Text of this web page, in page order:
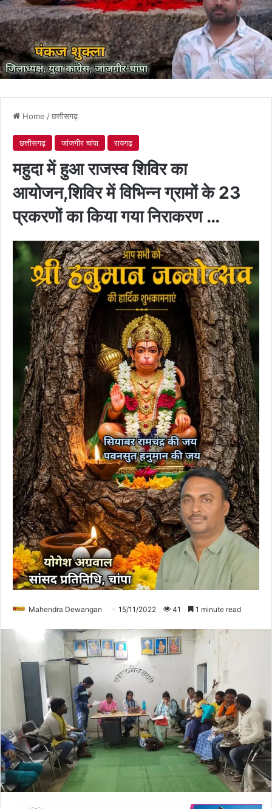
Home /छत्तीसगढ़
छत्तीसगढ़ जांजगीर चांपा रायगढ़
महुदा में हुआ राजस्व शिविर का
आयोजन,शिविर में विभिन्न ग्रामों के 23
प्रकरणों का किया गया निराकरण …
Mahendra Dewangan 15/11/2022 41 1 minute read